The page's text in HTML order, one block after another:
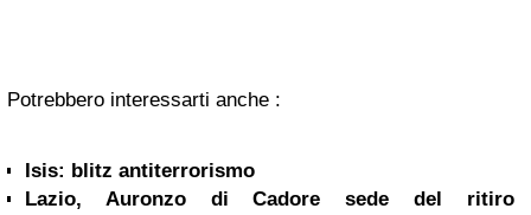
Potrebbero interessarti anche :
Isis: blitz antiterrorismo
Lazio, Auronzo di Cadore sede del ritiro